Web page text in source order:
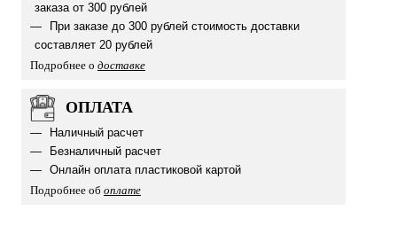
заказа от 300 рублей
При заказе до 300 рублей стоимость доставки
составляет 20 рублей
Подробнее о доставке
ОПЛАТА
Наличный расчет
Безналичный расчет
Онлайн оплата пластиковой картой
Подробнее об оплате